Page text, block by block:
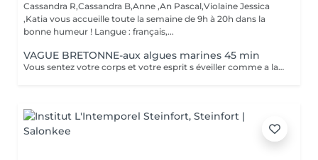
Cassandra R,Cassandra B,Anne ,An Pascal,Violaine Jessica
,Katia vous accueille toute la semaine de 9h à 20h dans la
bonne humeur ! Langue : français,...
VAGUE BRETONNE-aux algues marines 45 min
Vous sentez votre corps et votre esprit s éveiller comme a la suite d un bain dans l OCEAN. Vous vous tonicité et leur confort. sentez légère et revitalisée. Vos jambes retrouvent leur tonicité et leur confort